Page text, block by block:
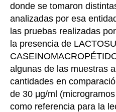
donde se tomaron
analizadas por esa
las pruebas realizadas
la presencia de
algunas de las muestras
cantidades en
de 30 μg/ml
como referencia para la